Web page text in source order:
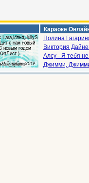
Караоке
Полина
Виктория
Алсу - Я тебя
Джимми,